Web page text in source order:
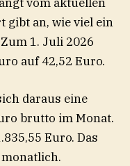
gibt an, wie viel ein
1. Juli 2026
auf 42,52 Euro.
daraus eine
brutto im Monat.
Euro. Das